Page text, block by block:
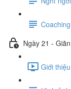
Ngày 21 -
Giới